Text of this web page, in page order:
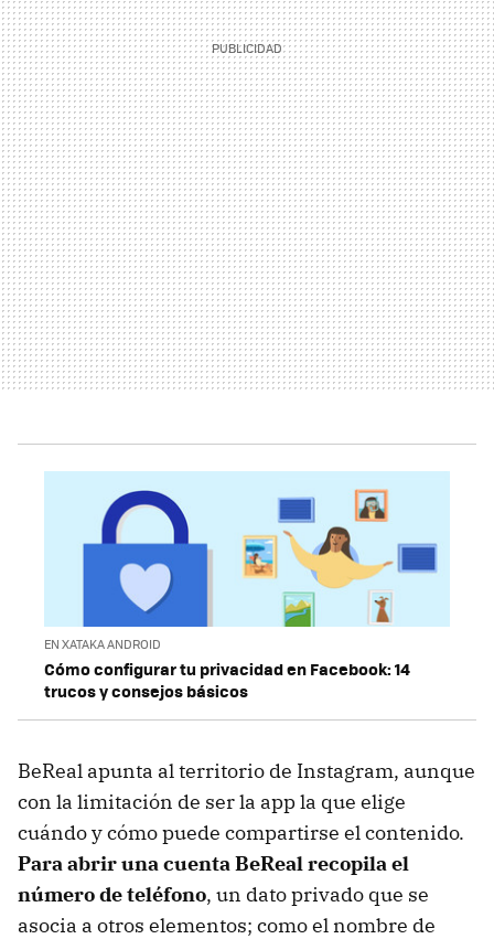
EN XATAKA ANDROID
Cómo configurar tu privacidad en Facebook: 14
trucos y consejos básicos
BeReal apunta al territorio de Instagram, aunque
con la limitación de ser la app la que elige
cuándo y cómo puede compartirse el contenido.
Para abrir una cuenta BeReal recopila el
número de teléfono, un dato privado que se
asocia a otros elementos; como el nombre de